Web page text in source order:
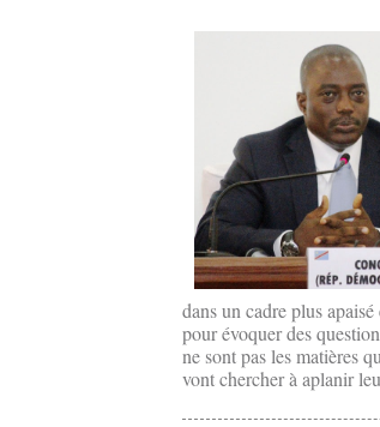
dans un cadre plus
pour évoquer des
ne sont pas les matières
vont chercher à aplanir